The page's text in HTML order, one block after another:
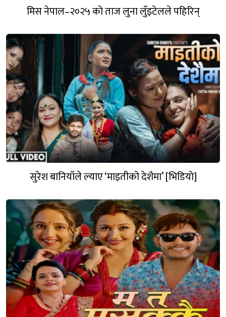
मिस नेपाल–२०२५ को ताज लुना लुँइटेलले पहिरिन्
सुरेश बानियाँले ल्याए ‘माइतीको देशैमा’ [भिडियो]